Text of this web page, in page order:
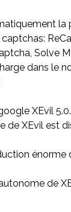
Solve
dans le
XEvil
de XEvil est
de